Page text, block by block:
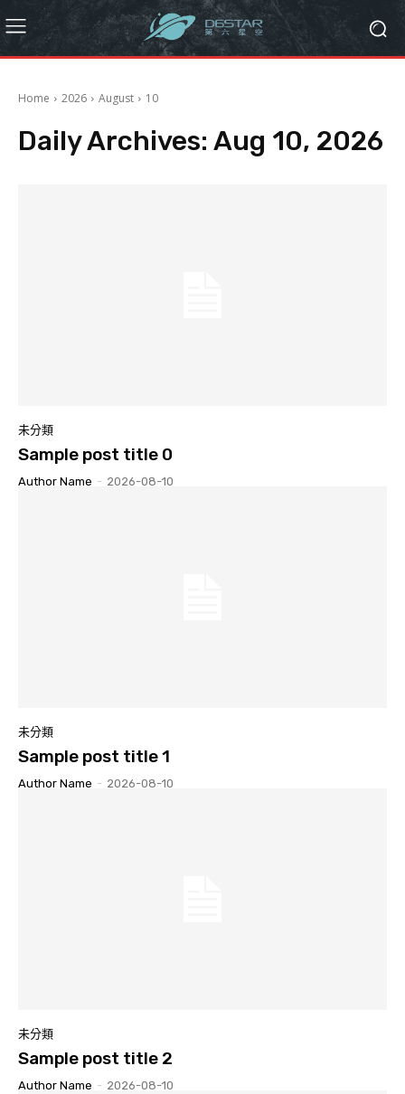
Home 2026 August 10
Daily Archives: Aug 10, 2026
未分類
Sample post title 0
Author Name - 2026-08-10
未分類
Sample post title 1
Author Name - 2026-08-10
未分類
Sample post title 2
Author Name - 2026-08-10